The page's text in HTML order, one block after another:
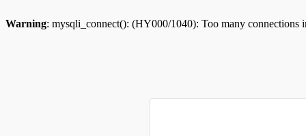
Warning: mysqli_connect(): (HY000/1040): Too many connections